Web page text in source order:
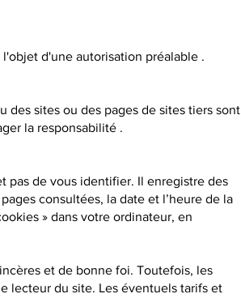
d'une autorisation préalable .
des sites ou des pages de sites tiers sont
la responsabilité .
pas de vous identifier. Il enregistre des
consultées, la date et l’heure de la
» dans votre ordinateur, en
et de bonne foi. Toutefois, les
lecteur du site. Les éventuels tarifs et